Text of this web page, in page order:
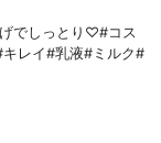
でしっとり♡#コス
レイ#乳液#ミルク#